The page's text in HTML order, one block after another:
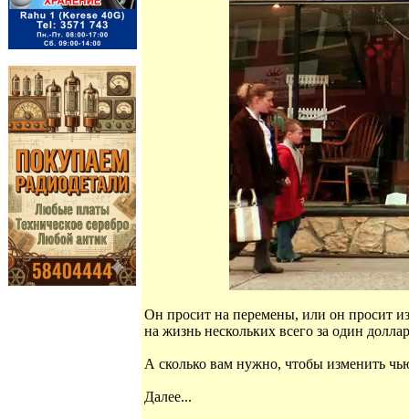
Он просит на перемены, или он просит
на жизнь нескольких всего за один
А сколько вам нужно, чтобы изменить
Далее...